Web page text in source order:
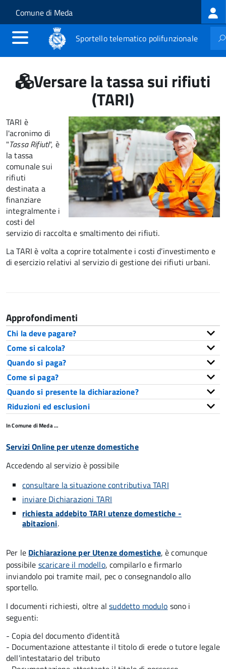
Salta al contenuto principale
Skip to site navigation
Comune di Meda
Sportello telematico polifunzionale
Versare la tassa sui rifiuti
(TARI)
TARI è
l'acronimo di
"Tassa Rifiuti", è
la tassa
comunale sui
rifiuti
destinata a
finanziare
integralmente i
costi del
servizio di raccolta e smaltimento dei rifiuti.
La TARI è volta a coprire totalmente i costi d’investimento e
di esercizio relativi al servizio di gestione dei rifiuti urbani.
Approfondimenti
Chi la deve pagare?
Come si calcola?
Quando si paga?
Come si paga?
Quando si presente la dichiarazione?
Riduzioni ed esclusioni
In Comune di Meda …
Servizi Online per utenze domestiche
Accedendo al servizio è possibile
consultare la situazione contributiva TARI
inviare Dichiarazioni TARI
richiesta addebito TARI utenze domestiche -
abitazioni.
Per le Dichiarazione per Utenze domestiche, è comunque
possibile scaricare il modello, compilarlo e firmarlo
inviandolo poi tramite mail, pec o consegnandolo allo
sportello.
I documenti richiesti, oltre alsuddetto modulo sono i
seguenti:
- Copia del documento d'identità
- Documentazione attestante il titolo di erede o tutore legale
dell'intestatario del tributo